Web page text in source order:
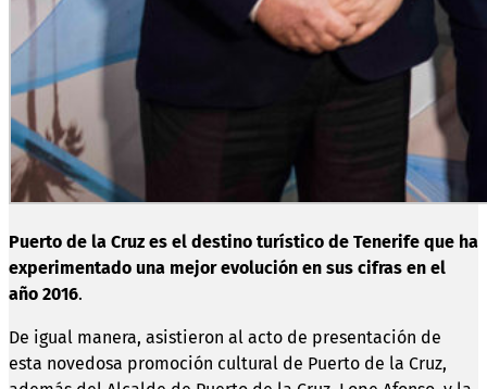
Puerto de la Cruz es el destino turístico de Tenerife que ha
experimentado una mejor evolución en sus cifras en el
año 2016.
De igual manera, asistieron al acto de presentación de
esta novedosa promoción cultural de Puerto de la Cruz,